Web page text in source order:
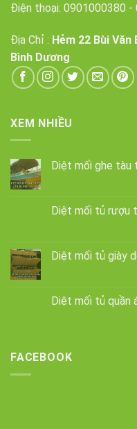
Điện thoại: 0901000380 -
Địa Chỉ : Hẻm 22 Bùi
Bình Dương
XEM NHIỀU
Diệt mối ghe tàu
Diệt mối tủ rượu
Diệt mối tủ giày
Diệt mối tủ quần
FACEBOOK